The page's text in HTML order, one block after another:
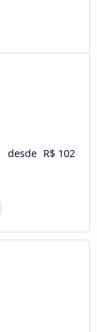
desde R$ 102